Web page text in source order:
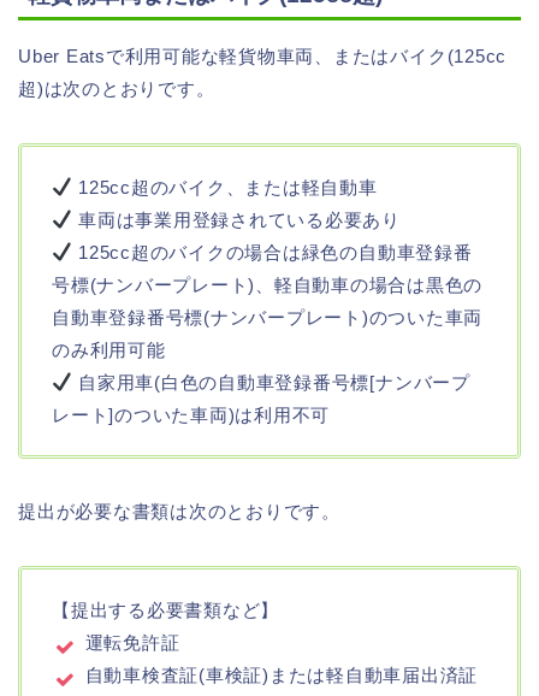
Uber Eatsで利用可能な軽貨物車両、またはバイク(125cc
超)は次のとおりです。
125cc超のバイク、または軽自動車
車両は事業用登録されている必要あり
125cc超のバイクの場合は緑色の自動車登録番
号標(ナンバープレート)、軽自動車の場合は黒色の
自動車登録番号標(ナンバープレート)のついた車両
のみ利用可能
自家用車(白色の自動車登録番号標[ナンバープ
レート]のついた車両)は利用不可
提出が必要な書類は次のとおりです。
【提出する必要書類など】
運転免許証
自動車検査証(車検証)または軽自動車届出済証